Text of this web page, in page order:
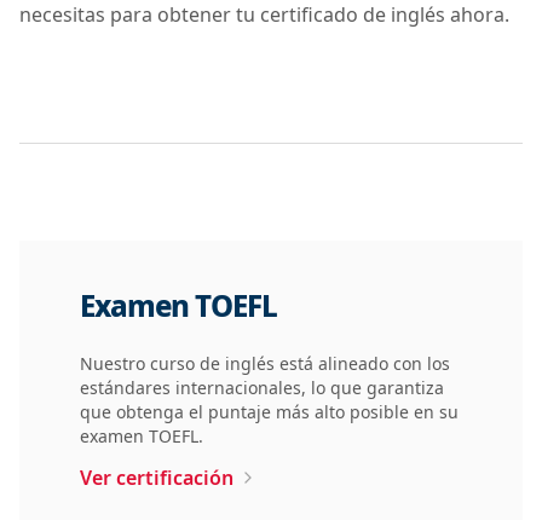
necesitas para obtener tu certificado de inglés ahora.
Examen TOEFL
Nuestro curso de inglés está alineado con los
estándares internacionales, lo que garantiza
que obtenga el puntaje más alto posible en su
examen TOEFL.
Ver certificación